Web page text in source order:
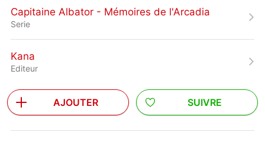
Capitaine Albator - Mémoires de l'Arcadia
Serie
Kana
Editeur
AJOUTER SUIVRE